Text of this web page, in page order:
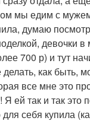
мы едим с
думаю
девочки в
700 р) и тут
как быть,
все мне это
ей так и так это
себя купила